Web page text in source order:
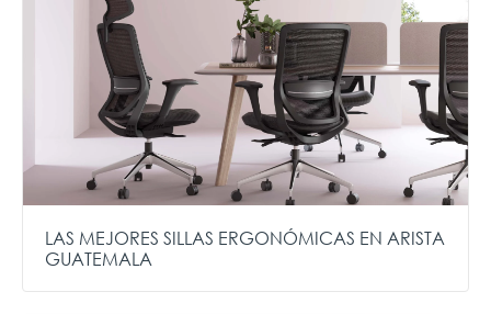
LAS MEJORES SILLAS ERGONÓMICAS EN ARISTA
GUATEMALA